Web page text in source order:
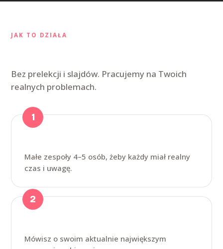
JAK TO DZIAŁA
Bez prelekcji i slajdów. Pracujemy na Twoich
realnych problemach.
Małe zespoły 4–5 osób, żeby każdy miał realny
czas i uwagę.
Mówisz o swoim aktualnie największym